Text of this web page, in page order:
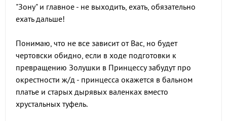
"Зону" и главное - не выходить, ехать, обязательно
ехать дальше!
Понимаю, что не все зависит от Вас, но будет
чертовски обидно, если в ходе подготовки к
превращению Золушки в Принцессу забудут про
окрестности ж/д - принцесса окажется в бальном
платье и старых дырявых валенках вместо
хрустальных туфель.